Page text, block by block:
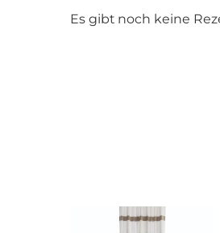
Es gibt noch keine